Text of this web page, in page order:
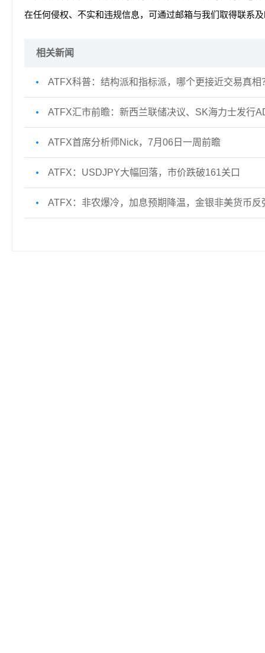
在任何侵权、不实和违规信息，可通过邮箱与我们取得联系
相关新闻
ATFX科普：结构派和指标派，哪个更接近交易真相
ATFX汇市前瞻：新西兰联储决议、SK海力士发行
ATFX首席分析师Nick，7月06日一周前瞻
ATFX：USDJPY大幅回落，市价跌破161关口
ATFX：非农爆冷，加息预期降温，金银非美货币反